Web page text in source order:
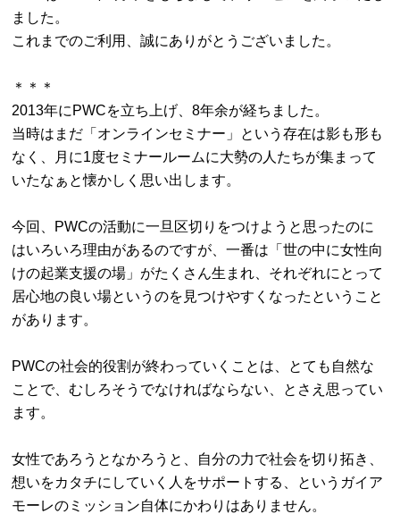
ました。
これまでのご利用、誠にありがとうございました。
＊＊＊
2013年にPWCを立ち上げ、8年余が経ちました。
当時はまだ「オンラインセミナー」という存在は影も形も
なく、月に1度セミナールームに大勢の人たちが集まって
いたなぁと懐かしく思い出します。
今回、PWCの活動に一旦区切りをつけようと思ったのに
はいろいろ理由があるのですが、一番は「世の中に女性向
けの起業支援の場」がたくさん生まれ、それぞれにとって
居心地の良い場というのを見つけやすくなったということ
があります。
PWCの社会的役割が終わっていくことは、とても自然な
ことで、むしろそうでなければならない、とさえ思ってい
ます。
女性であろうとなかろうと、自分の力で社会を切り拓き、
想いをカタチにしていく人をサポートする、というガイア
モーレのミッション自体にかわりはありません。